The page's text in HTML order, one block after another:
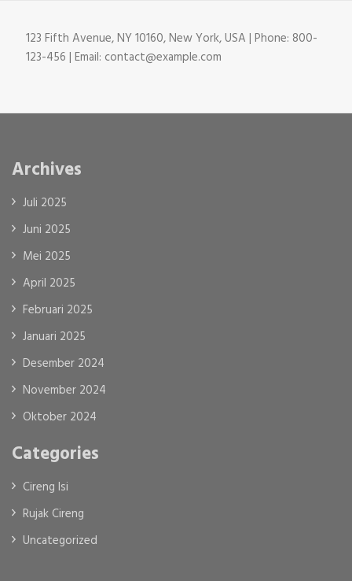
123 Fifth Avenue, NY 10160, New York, USA | Phone: 800-
123-456 | Email: contact@example.com
Archives
Juli 2025
Juni 2025
Mei 2025
April 2025
Februari 2025
Januari 2025
Desember 2024
November 2024
Oktober 2024
Categories
Cireng Isi
Rujak Cireng
Uncategorized